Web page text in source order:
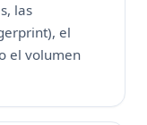
las
el
el volumen